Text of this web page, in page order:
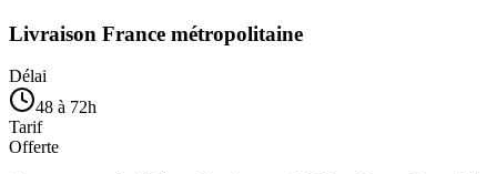
Livraison France métropolitaine
Délai
48 à 72h
Tarif
Offerte